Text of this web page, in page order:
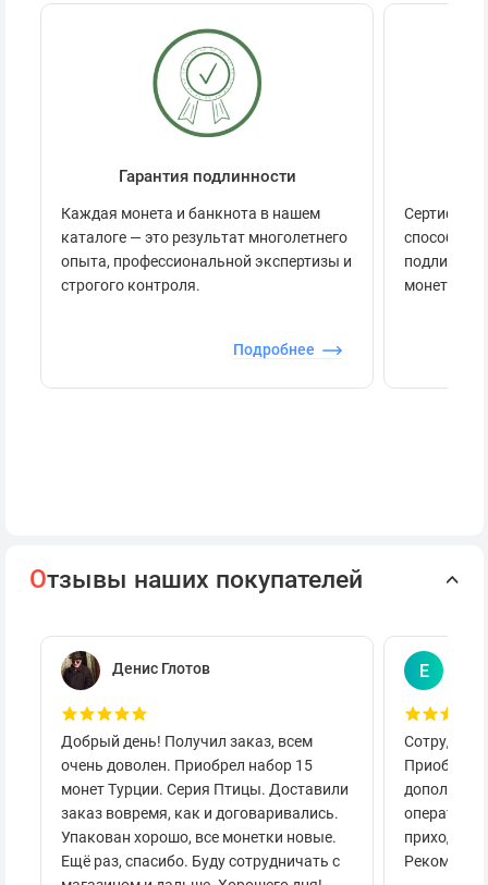
Гарантия подлинности
Каждая монета и банкнота в нашем
каталоге — это результат многолетнего
опыта, профессиональной экспертизы и
строгого контроля.
Подробнее
способов
монеты.
Отзывы наших покупателей
Денис Глотов
Добрый день! Получил заказ, всем
очень доволен. Приобрел набор 15
монет Турции. Серия Птицы. Доставили
заказ вовремя, как и договаривались.
Упакован хорошо, все монетки новые.
Ещё раз, спасибо. Буду сотрудничать с
Е
приходило